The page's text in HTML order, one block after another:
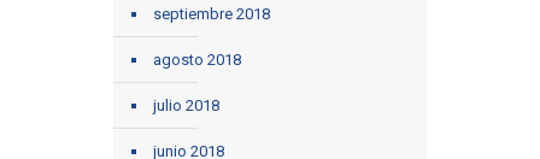
septiembre 2018
agosto 2018
julio 2018
junio 2018